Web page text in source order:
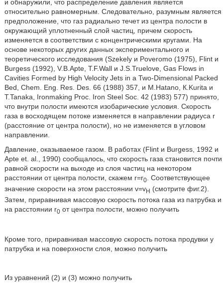
и обнаружили, что распределение давления является
относительно равномерным. Следовательно, разумным является
предположение, что газ радиально течет из центра полости в
окружающий уплотненный слой частиц, причем скорость
изменяется в соответствии с концентрическими кругами. На
основе некоторых других данных экспериментального и
теоретического исследования (Szekely и Poveromo (1975), Flint и
Burgess (1992), V.B.Apte, T.F.Wall и J.S.Truelove, Gas Flows in
Cavities Formed by High Velocity Jets in a Two-Dimensional Packed
Bed, Chem. Eng. Res. Des. 66 (1988) 357, и М.Hatano, К.Kurita и
Т.Tanaka, Ironmaking Proc. Iron Steel Soc. 42 (1983) 577) принято,
что внутри полости имеются изобарические условия. Скорость
газа в восходящем потоке изменяется в направлении радиуса r
(расстояние от центра полости), но не изменяется в угловом
направлении.
Давление, оказываемое газом. В работах (Flint и Burgess, 1992 и
Apte et. al., 1990) сообщалось, что скорость газа становится почти
равной скорости на выходе из слоя частиц на некотором
расстоянии от центра полости, скажем r=r0. Соответствующее
значение скорости на этом расстоянии v=vH (смотрите фиг.2).
Затем, приравнивая массовую скорость потока газа из патрубка и
на расстоянии r0от центра полости, можно получить
Кроме того, приравнивая массовую скорость потока продувки у
патрубка и на поверхности слоя, можно получить
Из уравнений (2) и (3) можно получить